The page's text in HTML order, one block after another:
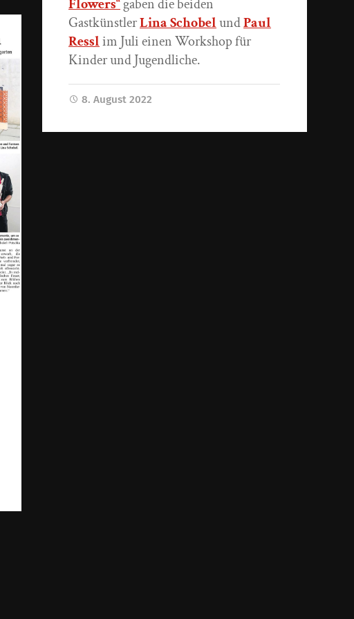
Flowers“gaben die beiden
GastkünstlerLina SchobelundPaul
Resslim Juli einen Workshop für
Kinder und Jugendliche.
8. August 2022